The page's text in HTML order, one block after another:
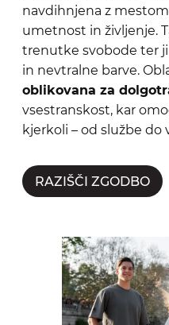
navdihnjena z
umetnost in življenje.
trenutke svobode ter
in nevtralne barve.
oblikovana za
vsestranskost, kar
kjerkoli – od službe do
RAZIŠČI ZGODBO